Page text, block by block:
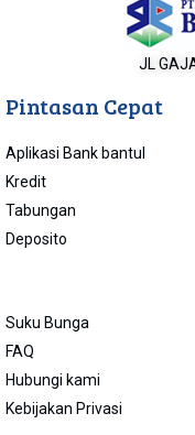
JL
Pintasan Cepat
Aplikasi Bank bantul
Kredit
Tabungan
Deposito
Suku Bunga
FAQ
Hubungi kami
Kebijakan Privasi